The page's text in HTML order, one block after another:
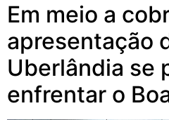
Em meio a
apresentação
Uberlândia se
enfrentar o